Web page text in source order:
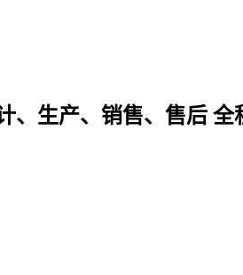
、生产、销售、售后 全